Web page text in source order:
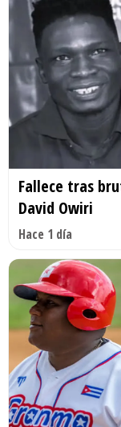
Fallece tras
David Owiri
Hace 1 día